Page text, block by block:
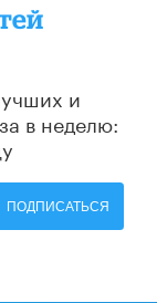
и
в неделю:
ПОДПИСАТЬСЯ